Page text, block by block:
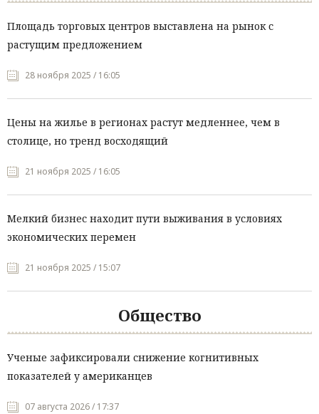
Площадь торговых центров выставлена на рынок с
растущим предложением
28 ноября 2025 / 16:05
Цены на жилье в регионах растут медленнее, чем в
столице, но тренд восходящий
21 ноября 2025 / 16:05
Мелкий бизнес находит пути выживания в условиях
экономических перемен
21 ноября 2025 / 15:07
Общество
Ученые зафиксировали снижение когнитивных
показателей у американцев
07 августа 2026 / 17:37